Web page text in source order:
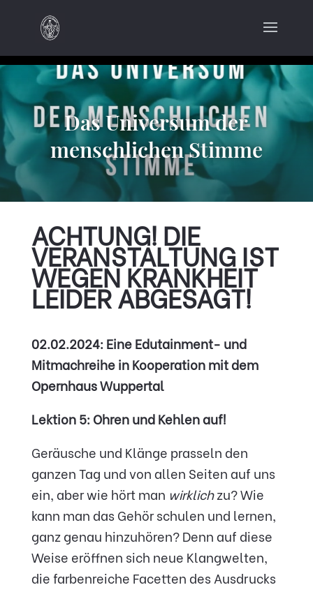
Das Universum der
menschlichen Stimme
ACHTUNG! DIE
VERANSTALTUNG IST
WEGEN KRANKHEIT
LEIDER ABGESAGT!
02.02.2024: Eine Edutainment- und
Mitmachreihe in Kooperation mit dem
Opernhaus Wuppertal
Lektion 5: Ohren und Kehlen auf!
Geräusche und Klänge prasseln den
ganzen Tag und von allen Seiten auf uns
ein, aber wie hört man wirklichzu? Wie
kann man das Gehör schulen und lernen,
ganz genau hinzuhören? Denn auf diese
Weise eröffnen sich neue Klangwelten,
die farbenreiche Facetten des Ausdrucks